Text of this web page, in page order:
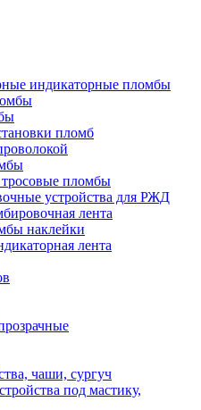
индикаторные пломбы
пломб
пломбы
устройства для РЖД
лента
наклейки
лента
чаши, сургуч
под мастику,